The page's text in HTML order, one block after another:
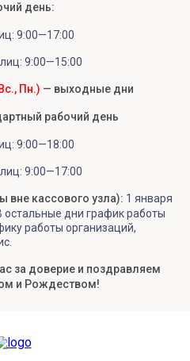
день:
9:00—17:00
9:00—15:00
Пн.) — выходные дни
рабочий день
9:00—18:00
9:00—17:00
вне кассового узла): 1 января
дни график работы
работы организаций,
за доверие и поздравляем
и Рождеством!